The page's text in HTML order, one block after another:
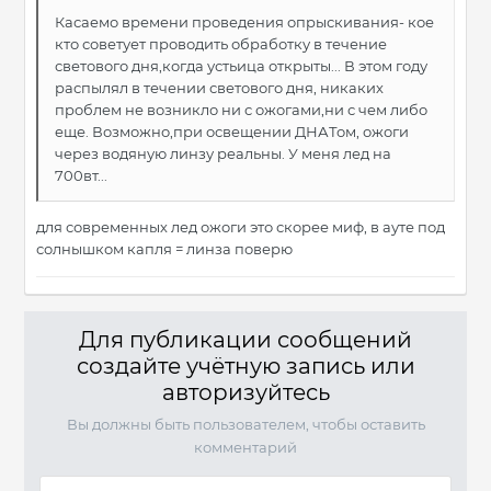
Касаемо времени проведения опрыскивания- кое
кто советует проводить обработку в течение
светового дня,когда устьица открыты... В этом году
распылял в течении светового дня, никаких
проблем не возникло ни с ожогами,ни с чем либо
еще. Возможно,при освещении ДНАТом, ожоги
через водяную линзу реальны. У меня лед на
700вт...
для современных лед ожоги это скорее миф, в ауте под
солнышком капля = линза поверю
Для публикации сообщений
создайте учётную запись или
авторизуйтесь
Вы должны быть пользователем, чтобы оставить
комментарий